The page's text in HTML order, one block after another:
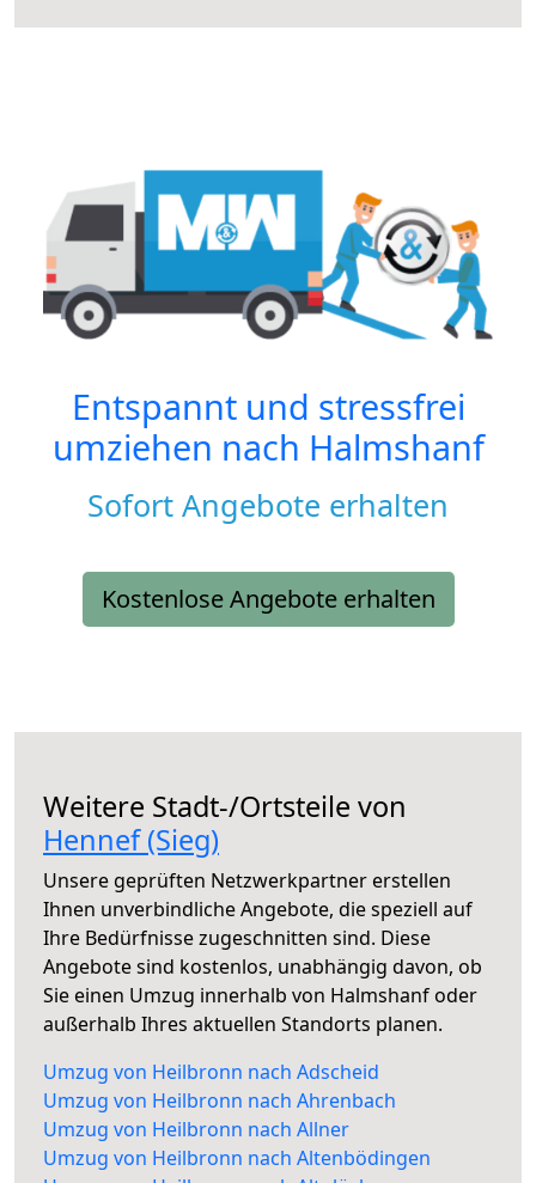
Entspannt und stressfrei
umziehen nach Halmshanf
Sofort Angebote erhalten
Kostenlose Angebote erhalten
Weitere Stadt-/Ortsteile von
Hennef (Sieg)
Unsere geprüften Netzwerkpartner erstellen
Ihnen unverbindliche Angebote, die speziell auf
Ihre Bedürfnisse zugeschnitten sind. Diese
Angebote sind kostenlos, unabhängig davon, ob
Sie einen Umzug innerhalb von Halmshanf oder
außerhalb Ihres aktuellen Standorts planen.
Umzug von Heilbronn nach Adscheid
Umzug von Heilbronn nach Ahrenbach
Umzug von Heilbronn nach Allner
Umzug von Heilbronn nach Altenbödingen